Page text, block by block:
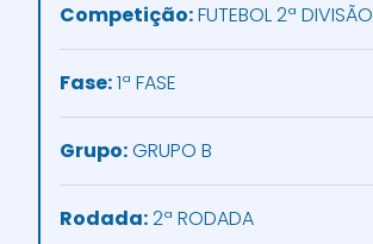
Competição:FUTEBOL 2ª DIVISÃO
Fase:1ª FASE
Grupo:GRUPO B
Rodada:2ª RODADA